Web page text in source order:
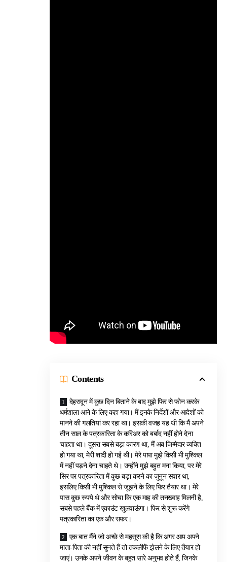
Contents
देहरादून में कुछ दिन बिताने के बाद मुझे फिर से फोन करके
धर्मशाला आने के लिए कहा गया। मैं इनके निर्देशों और आदेशों को
मानने की गलतियां कर रहा था। इसकी वजह यह थी कि मैं अपने
तीन साल के पत्रकारिता के करिअर को बर्बाद नहीं होने देना
चाहता था। दूसरा सबसे बड़ा कारण था, मैं अब जिम्मेदार व्यक्ति
हो गया था, मेरी शादी हो गई थी। मेरे पापा मुझे किसी भी मुश्किल
में नहीं पड़ने देना चाहते थे। उन्होंने मुझे बहुत मना किया, पर मेरे
सिर पर पत्रकारिता में कुछ बड़ा करने का जुनून सवार था,
इसलिए किसी भी मुश्किल से जूझने के लिए फिर तैयार था। मेरे
पास कुछ रुपये थे और सोचा कि एक माह की तनख्वाह मिलनी है,
सबसे पहले बैंक में एकाउंट खुलवाऊंगा। फिर से शुरू करेंगे
पत्रकारिता का एक और सफर।
एक बात मैंने जो अच्छे से महसूस की है कि अगर आप अपने
माता-पिता की नहीं सुनते हैं तो तकलीफें झेलने के लिए तैयार हो
जाएं। उनके अपने जीवन के बहुत सारे अनुभव होते हैं, जिनके